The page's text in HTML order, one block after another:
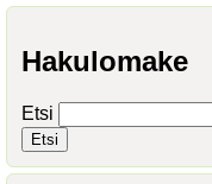
Hakulomake
Etsi